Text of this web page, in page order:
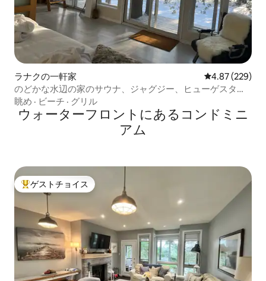
ラナクの一軒家 レビュー229
4.87 (229)
のどかな水辺の家のサウナ、ジャグジー、ヒューゲスタイ
ル
眺め · ビーチ · グリル
ウォーターフロントにあるコンドミニ
アム
大好評のゲストチョイスです。
ゲストチョイス